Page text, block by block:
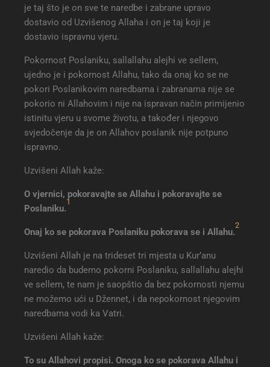
je taj što je on sve te naredbe i zabrane upravo
dostavio od Uzvišenog Allaha i on je taj koji je
dostavio ispravnu vjeru.
Pokornost Poslaniku, sallallahu alejhi ve sellem,
ujedno je i pokornost Allahu, tako da onaj ko se ne
pokori Poslanikovim naredbama i zabranama nije se
pokorio ni Allahovim i nije na ispravan način primijenio
istinitu vjeru u svome životu, a također i njegovo
svjedočenje da je on Allahov poslanik nije potpuno
ispravno.
Uzvišeni Allah kaže:
O vjernici, pokoravajte se Allahu i pokoravajte se
Poslaniku.
1
Onaj ko se pokorava Poslaniku pokorava se i Allahu.
2
Uzvišeni Allah je na trideset tri mjesta u Kur’anu
naredio da budemo pokorni Poslaniku, sallallahu alejhi
ve sellem, te nam je saopštio da bez pokornosti njemu
ne možemo ući u Džennet, i da nepokornost njegovim
naredbama vodi ka Vatri.
Uzvišeni Allah kaže:
To su Allahovi propisi. Onoga ko se pokorava Allahu i